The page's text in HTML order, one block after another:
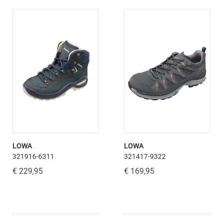
LOWA
321916-6311
€ 229,95
LOWA
321417-9322
€ 169,95